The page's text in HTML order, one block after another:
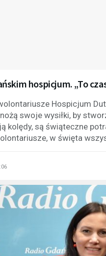
hospicjum. „To
Hospicjum
swoje wysiłki, by
kolędy, są świąteczne
w święta